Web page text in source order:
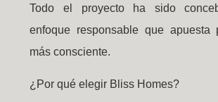
Todo el proyecto ha sido
enfoque responsable que apuesta
más consciente.
¿Por qué elegir Bliss Homes?